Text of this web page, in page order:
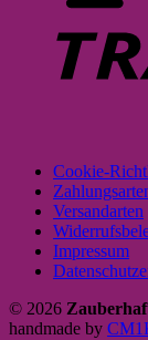
Cookie-
Versandarten
Impressum
© 2026
handmade by